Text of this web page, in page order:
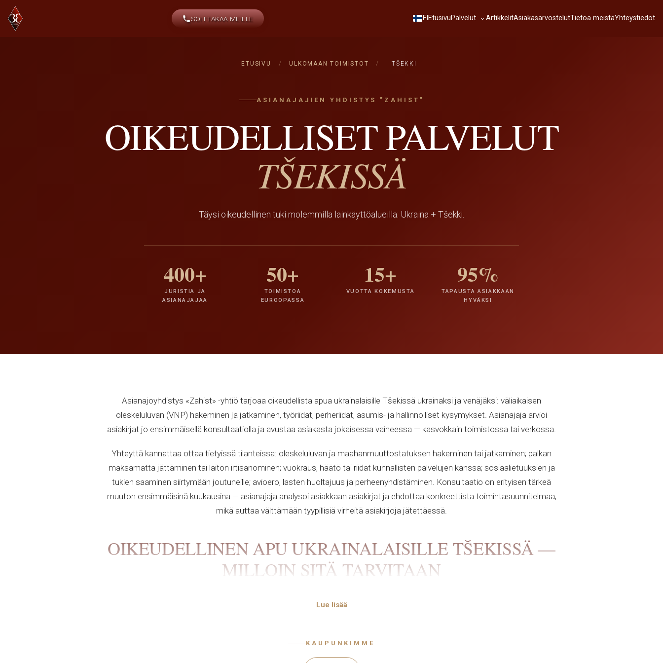
SOITTAKAA MEILLE FIEtusivuPalvelut ArtikkelitAsiakasarvostelutTietoa meistäYhteystiedot
ETUSIVU / ULKOMAAN TOIMISTOT / TŠEKKI
ASIANAJAJIEN YHDISTYS ”ZAHIST”
OIKEUDELLISET PALVELUT
TŠEKISSÄ
Täysi oikeudellinen tuki molemmilla lainkäyttöalueilla: Ukraina + Tšekki.
400+
JURISTIA JA
ASIANAJAJAA
50+
TOIMISTOA
EUROOPASSA
15+
VUOTTA KOKEMUSTA
95%
TAPAUSTA ASIAKKAAN
HYVÄKSI
Asianajoyhdistys «Zahist» -yhtiö tarjoaa oikeudellista apua ukrainalaisille Tšekissä ukrainaksi ja venäjäksi: väliaikaisen
oleskeluluvan (VNP) hakeminen ja jatkaminen, työriidat, perheriidat, asumis- ja hallinnolliset kysymykset. Asianajaja arvioi
asiakirjat jo ensimmäisellä konsultaatiolla ja avustaa asiakasta jokaisessa vaiheessa — kasvokkain toimistossa tai verkossa.
Yhteyttä kannattaa ottaa tietyissä tilanteissa: oleskeluluvan ja maahanmuuttostatuksen hakeminen tai jatkaminen; palkan
maksamatta jättäminen tai laiton irtisanominen; vuokraus, häätö tai riidat kunnallisten palvelujen kanssa; sosiaalietuuksien ja
tukien saaminen siirtymään joutuneille; avioero, lasten huoltajuus ja perheenyhdistäminen. Konsultaatio on erityisen tärkeä
muuton ensimmäisinä kuukausina — asianajaja analysoi asiakkaan asiakirjat ja ehdottaa konkreettista toimintasuunnitelmaa,
mikä auttaa välttämään tyypillisiä virheitä asiakirjoja jätettäessä.
OIKEUDELLINEN APU UKRAINALAISILLE TŠEKISSÄ —
MILLOIN SITÄ TARVITAAN
asuntokysymykset, sosiaalietuudet, perheasiat. Alla on lueteltu tilanteita, jolloin kannattaa ottaa yhteyttä
Lue lisää
KAUPUNKIMME